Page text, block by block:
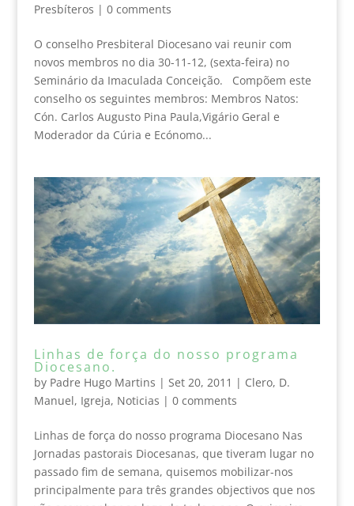
Presbíteros | 0 comments
O conselho Presbiteral Diocesano vai reunir com
novos membros no dia 30-11-12, (sexta-feira) no
Seminário da Imaculada Conceição. Compõem este
conselho os seguintes membros: Membros Natos:
Cón. Carlos Augusto Pina Paula,Vigário Geral e
Moderador da Cúria e Ecónomo...
Linhas de força do nosso programa
Diocesano.
by Padre Hugo Martins | Set 20, 2011 | Clero, D.
Manuel, Igreja, Noticias | 0 comments
Linhas de força do nosso programa Diocesano Nas
Jornadas pastorais Diocesanas, que tiveram lugar no
passado fim de semana, quisemos mobilizar-nos
principalmente para três grandes objectivos que nos